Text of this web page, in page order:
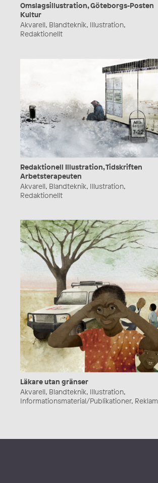
Omslagsillustration, Göteborgs-Posten
Kultur
Akvarell, Blandteknik, Illustration,
Redaktionellt
Redaktionell Illustration, Tidskriften
Arbetsterapeuten
Akvarell, Blandteknik, Illustration,
Redaktionellt
Läkare utan gränser
Akvarell, Blandteknik, Illustration,
Informationsmaterial/Publikationer, Reklam